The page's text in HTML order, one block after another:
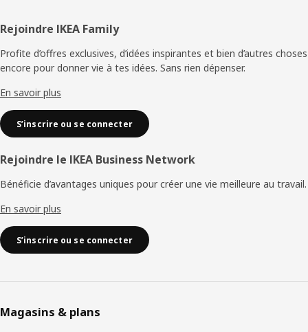
Pied
de
page
Rejoindre IKEA Family
Profite d’offres exclusives, d’idées inspirantes et bien d’autres choses
encore pour donner vie à tes idées. Sans rien dépenser.
En savoir plus
S’inscrire ou se connecter
Rejoindre le IKEA Business Network
Bénéficie d’avantages uniques pour créer une vie meilleure au travail.
En savoir plus
S’inscrire ou se connecter
Magasins & plans